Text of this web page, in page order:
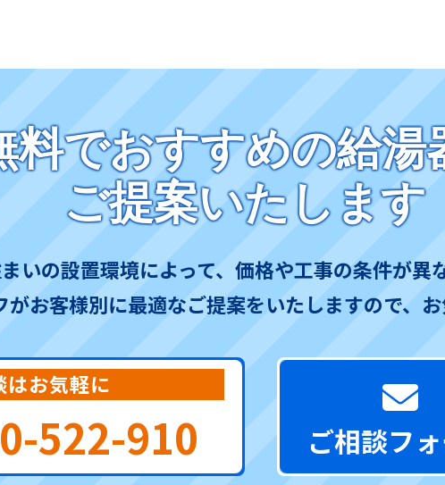
料でおすすめの給湯
ご提案いたします
いの設置環境によって、価格や工事の条件が異
がお客様別に最適なご提案をいたしますので、
はお気軽に
522-910 ご相談フ